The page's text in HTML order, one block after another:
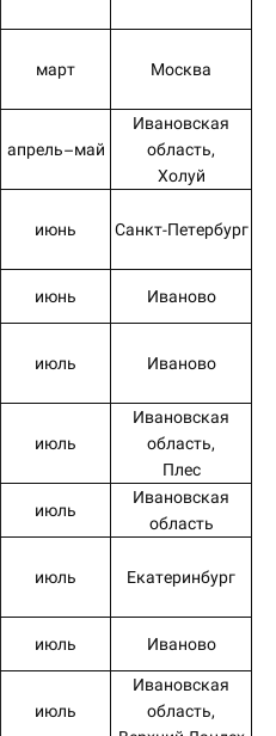
март Москва
апрель–май
Ивановская
область,
Холуй
июнь Санкт-Петербург
июнь Иваново
июль Иваново
июль
Ивановская
область,
Плес
июль
Ивановская
область
июль Екатеринбург
июль Иваново
июль
Ивановская
область,